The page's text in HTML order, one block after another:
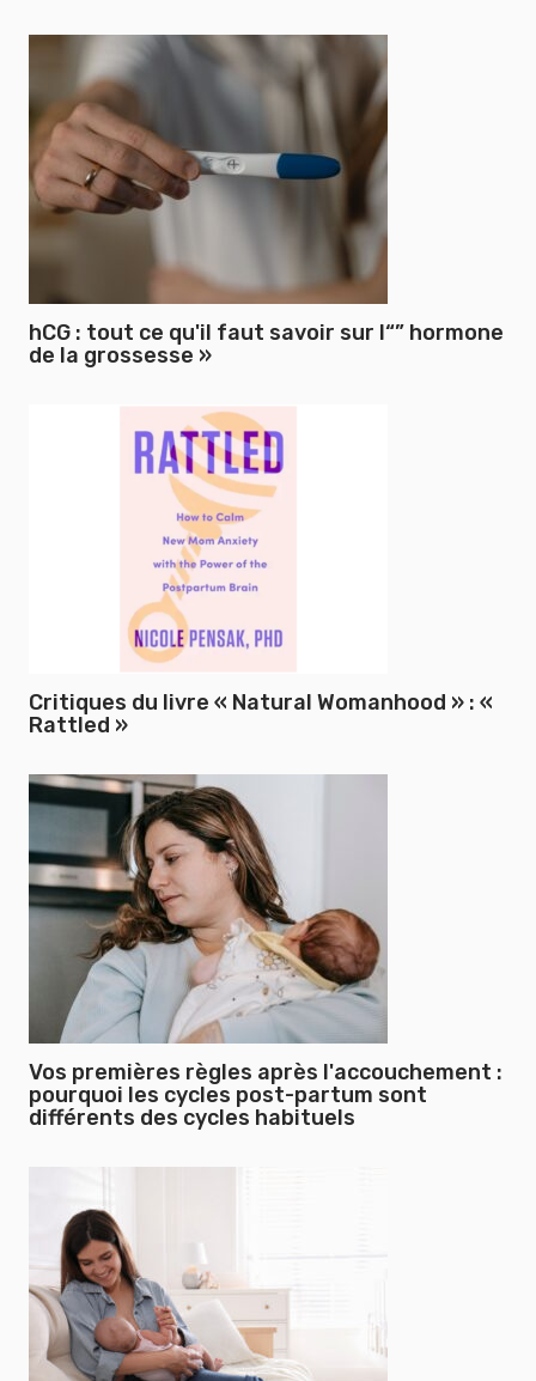
hCG : tout ce qu'il faut savoir sur l“” hormone
de la grossesse »
Critiques du livre « Natural Womanhood » : «
Rattled »
Vos premières règles après l'accouchement :
pourquoi les cycles post-partum sont
différents des cycles habituels